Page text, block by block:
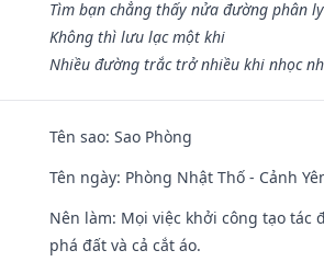
Tìm bạn chẳng thấy nửa đường phân ly
Không thì lưu lạc một khi
Nhiều đường trắc trở nhiều khi nhọc
Tên sao: Sao Phòng
Tên ngày: Phòng Nhật Thố - Cảnh
Nên làm: Mọi việc khởi công tạo tác
phá đất và cả cắt áo.